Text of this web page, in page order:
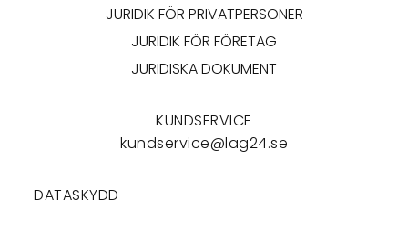
JURIDIK FÖR PRIVATPERSONER
JURIDIK FÖR FÖRETAG
JURIDISKA DOKUMENT
KUNDSERVICE
kundservice@lag24.se
DATASKYDD